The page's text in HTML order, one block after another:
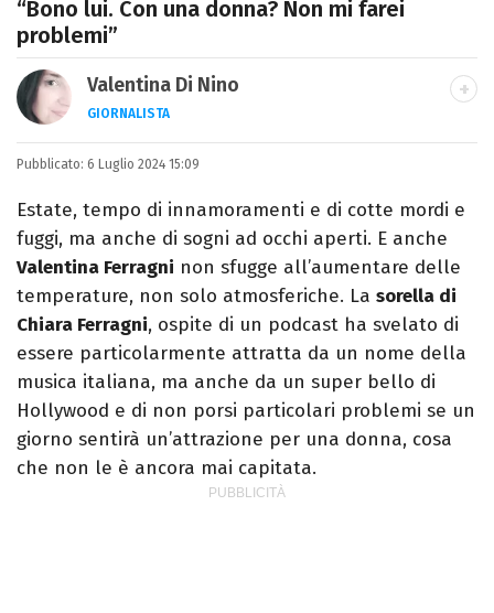
“Bono lui. Con una donna? Non mi farei
problemi”
Valentina Di Nino
GIORNALISTA
LINKEDIN
INSTAGRAM FACEBOOK SITO
Romana, laurea in Scienze Politiche,
giornalista per caso. Ho scritto per
quotidiani, settimanali, siti e agenzie,
prevalentemente di cronaca e spettacoli.
Pubblicato: 6 Luglio 2024 15:09
Estate, tempo di innamoramenti e di cotte mordi e
fuggi, ma anche di sogni ad occhi aperti. E anche
Valentina Ferragni non sfugge all’aumentare delle
temperature, non solo atmosferiche. La sorella di
Chiara Ferragni, ospite di un podcast ha svelato di
essere particolarmente attratta da un nome della
musica italiana, ma anche da un super bello di
Hollywood e di non porsi particolari problemi se un
giorno sentirà un’attrazione per una donna, cosa
che non le è ancora mai capitata.